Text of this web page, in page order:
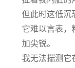
但此时这低沉
它难以言表，
加尖锐。
我无法揣测它